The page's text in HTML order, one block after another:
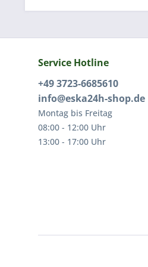
Service Hotline
+49 3723-6685610
info@eska24h-shop.de
Montag bis Freitag
08:00 - 12:00 Uhr
13:00 - 17:00 Uhr